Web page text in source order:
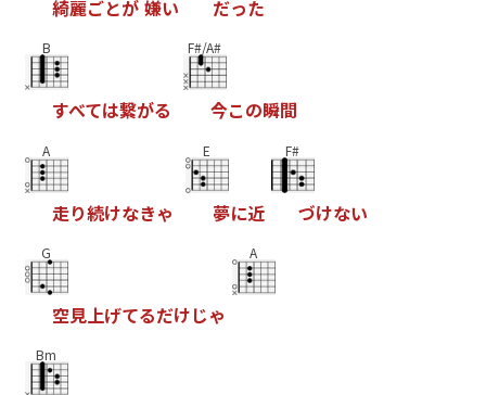
綺麗ごとが 嫌い だった
B
すべては繋がる
F#/A#
今この瞬間
A
走り続けなきゃ
E
夢に近
F#
づけない
G
空見上げてるだけじゃ
A
Bm